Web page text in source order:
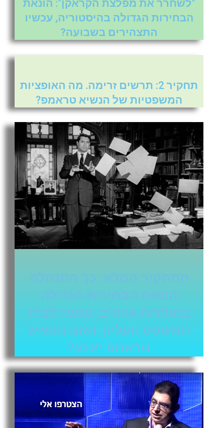
"לשחרר את מפלצת הקראקן": הונאת
הבחירות הגדולה בהיסטוריה, עכשיו
התצהירים בשבועה?
תחקיר 2: תרשים זרימה. מה האופציות
המשפטיות של הנשיא טראמפ?
התחקיר המלא: כך התנהלה
בתולדות ארה"ב, עכשיו לבית
המשפט העליון. האם הנשיא
טראמפ ייכנע?